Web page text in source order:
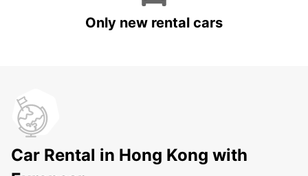
Only new rental cars
Car Rental in Hong Kong with